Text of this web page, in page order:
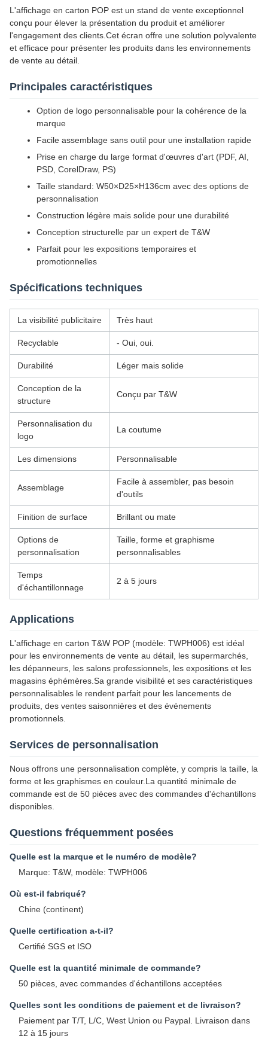
L'affichage en carton POP est un stand de vente exceptionnel
conçu pour élever la présentation du produit et améliorer
l'engagement des clients.Cet écran offre une solution polyvalente
et efficace pour présenter les produits dans les environnements
de vente au détail.
Principales caractéristiques
Option de logo personnalisable pour la cohérence de la
marque
Facile assemblage sans outil pour une installation rapide
Prise en charge du large format d'œuvres d'art (PDF, AI,
PSD, CorelDraw, PS)
Taille standard: W50×D25×H136cm avec des options de
personnalisation
Construction légère mais solide pour une durabilité
Conception structurelle par un expert de T&W
Parfait pour les expositions temporaires et
promotionnelles
Spécifications techniques
La visibilité publicitaire Très haut
Recyclable - Oui, oui.
Durabilité Léger mais solide
Conception de la
structure
Conçu par T&W
Personnalisation du
logo
La coutume
Les dimensions Personnalisable
Assemblage
Facile à assembler, pas besoin
d'outils
Finition de surface Brillant ou mate
Options de
personnalisation
Taille, forme et graphisme
personnalisables
Temps
d'échantillonnage
2 à 5 jours
Applications
L'affichage en carton T&W POP (modèle: TWPH006) est idéal
pour les environnements de vente au détail, les supermarchés,
les dépanneurs, les salons professionnels, les expositions et les
magasins éphémères.Sa grande visibilité et ses caractéristiques
personnalisables le rendent parfait pour les lancements de
produits, des ventes saisonnières et des événements
promotionnels.
Services de personnalisation
Nous offrons une personnalisation complète, y compris la taille, la
forme et les graphismes en couleur.La quantité minimale de
commande est de 50 pièces avec des commandes d'échantillons
disponibles.
Questions fréquemment posées
Quelle est la marque et le numéro de modèle?
Marque: T&W, modèle: TWPH006
Où est-il fabriqué?
Chine (continent)
Quelle certification a-t-il?
Certifié SGS et ISO
Quelle est la quantité minimale de commande?
50 pièces, avec commandes d'échantillons acceptées
Quelles sont les conditions de paiement et de livraison?
Paiement par T/T, L/C, West Union ou Paypal. Livraison dans
12 à 15 jours